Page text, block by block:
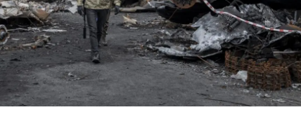
Şanlıurfa
Uşak
Van
Yozgat